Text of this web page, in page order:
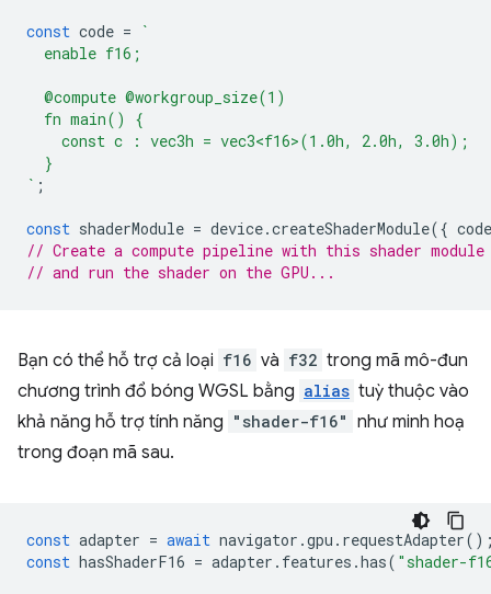
const code =
`
  enable f16;
  @compute @workgroup_size(1)
  fn main() {
    const c : vec3h = vec3<f16>(1.0h, 2.0h, 3.0h);
  }
` ;
const shaderModule = device.createShaderModule({ code
// Create a compute pipeline with this shader module
// and run the shader on the GPU...
Bạn có thể hỗ trợ cả loại f16 và f32 trong mã mô-đun
chương trình đổ bóng WGSL bằng alias tuỳ thuộc vào
khả năng hỗ trợ tính năng "shader-f16" như minh hoạ
trong đoạn mã sau.
const adapter = await navigator .gpu . requestAdapter
const hasShaderF16 = adapter . features .has( "shader-